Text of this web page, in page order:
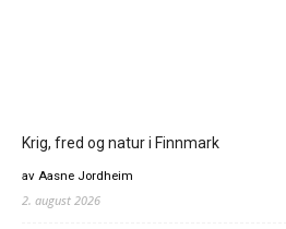
Krig, fred og natur i Finnmark
av Aasne Jordheim
2. august 2026